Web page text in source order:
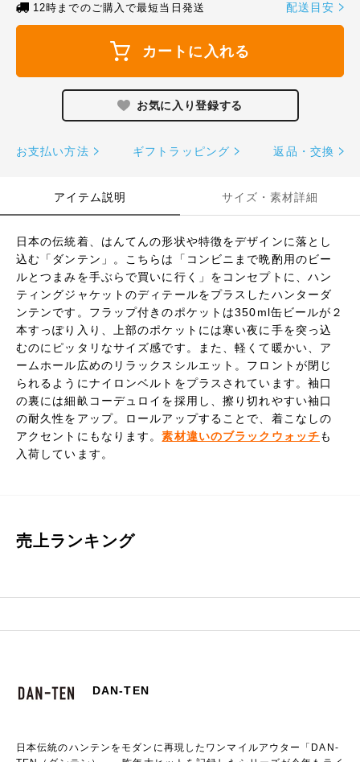
12時までのご購入で最短当日発送 配送目安
カートに入れる
お支払い方法 ギフトラッピング 返品・交換
アイテム説明 サイズ・素材詳細
日本の伝統着、はんてんの形状や特徴をデザインに落とし
込む「ダンテン」。こちらは「コンビニまで晩酌用のビー
ルとつまみを手ぶらで買いに行く」をコンセプトに、ハン
ティングジャケットのディテールをプラスしたハンターダ
ンテンです。フラップ付きのポケットは350ml缶ビールが２
本すっぽり入り、上部のポケットには寒い夜に手を突っ込
むのにピッタリなサイズ感です。また、軽くて暖かい、ア
ームホール広めのリラックスシルエット。フロントが閉じ
られるようにナイロンベルトをプラスされています。袖口
の裏には細畝コーデュロイを採用し、擦り切れやすい袖口
の耐久性をアップ。ロールアップすることで、着こなしの
アクセントにもなります。素材違いのブラックウォッチも
入荷しています。
売上ランキング
DAN-TEN
日本伝統のハンテンをモダンに再現したワンマイルアウター「DAN-